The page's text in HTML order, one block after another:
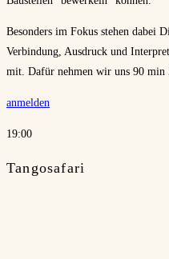
Besonders im Fokus stehen dabei
Verbindung, Ausdruck und
mit. Dafür nehmen wir uns 90 min
anmelden
19:00
Tangosafari